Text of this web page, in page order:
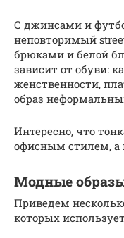
С джинсами и
неповторимый
брюками и белой
зависит от обуви:
женственности,
образ
Интересно, что
офисным стилем, а
Модные
Приведем
которых